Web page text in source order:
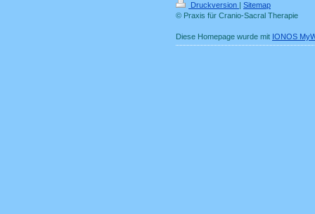
Druckversion | Sitemap
© Praxis für Cranio-Sacral Therapie
Diese Homepage wurde mit IONOS